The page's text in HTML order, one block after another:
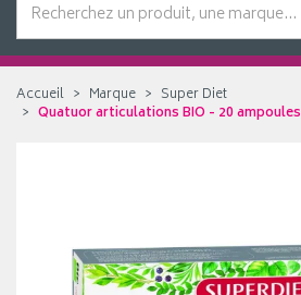
Accueil Marque
Super Diet
Quatuor articulations BIO - 20 ampoules